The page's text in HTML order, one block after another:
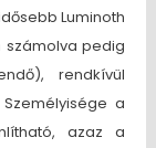
Luminoth
számolva pedig
rendkívül
a
azaz a